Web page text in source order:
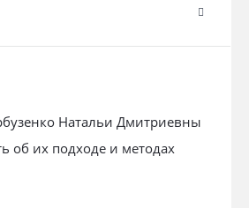
Натальи Дмитриевны
об их подходе и методах